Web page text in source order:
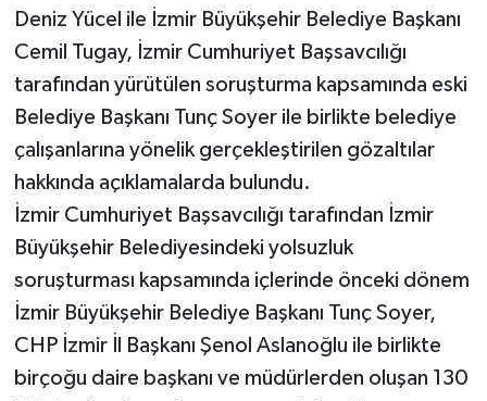
Deniz Yücel ile İzmir Büyükşehir Belediye Başkanı
Cemil Tugay, İzmir Cumhuriyet Başsavcılığı
tarafından yürütülen soruşturma kapsamında eski
Belediye Başkanı Tunç Soyer ile birlikte belediye
çalışanlarına yönelik gerçekleştirilen gözaltılar
hakkında açıklamalarda bulundu.
İzmir Cumhuriyet Başsavcılığı tarafından İzmir
Büyükşehir Belediyesindeki yolsuzluk
soruşturması kapsamında içlerinde önceki dönem
İzmir Büyükşehir Belediye Başkanı Tunç Soyer,
CHP İzmir İl Başkanı Şenol Aslanoğlu ile birlikte
birçoğu daire başkanı ve müdürlerden oluşan 130